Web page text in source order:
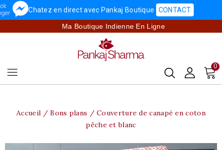
Chatez en direct avec Pankaj Boutique CONTACT
Ma Boutique Indienne En Ligne
0
Accueil Bons plans
Couverture de canapé en coton
pêche et blanc